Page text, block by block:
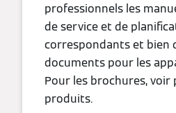
professionnels les
de service et de
correspondants et bien
documents pour les
Pour les brochures, voir
produits.